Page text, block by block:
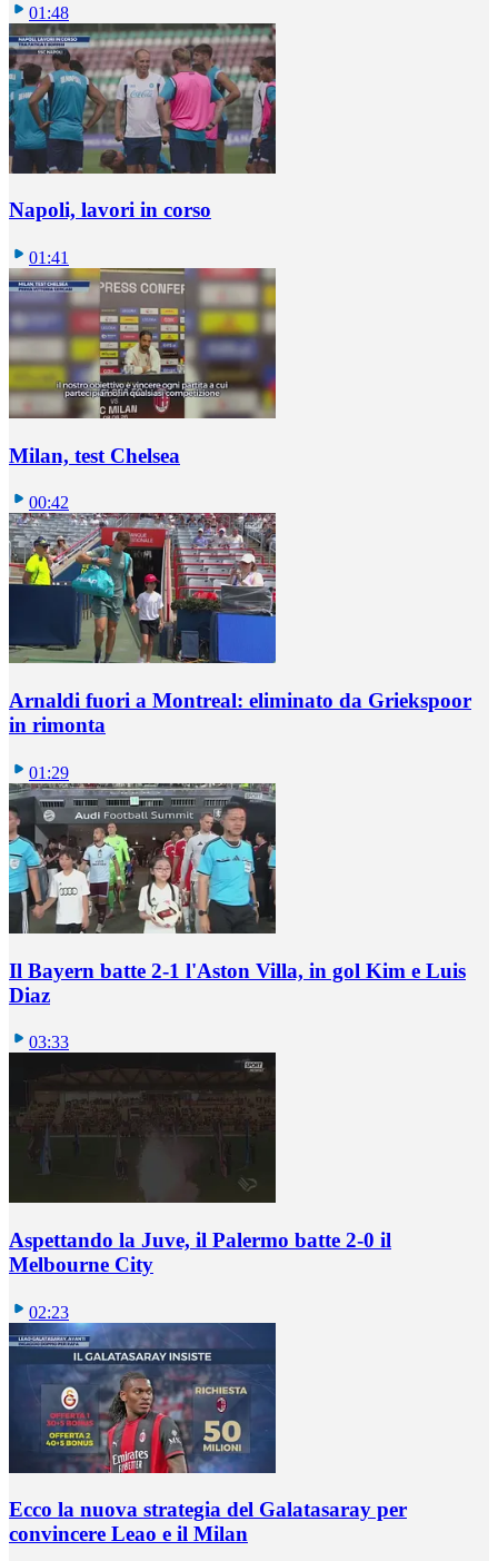
01:48
Napoli, lavori in corso
01:41
Milan, test Chelsea
00:42
Arnaldi fuori a Montreal: eliminato da Griekspoor
in rimonta
01:29
Il Bayern batte 2-1 l'Aston Villa, in gol Kim e Luis
Diaz
03:33
Aspettando la Juve, il Palermo batte 2-0 il
Melbourne City
02:23
Ecco la nuova strategia del Galatasaray per
convincere Leao e il Milan